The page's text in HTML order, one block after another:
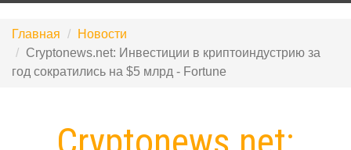
Главная
Новости
Cryptonews.net: Инвестиции в криптоиндустрию за
год сократились на $5 млрд - Fortune